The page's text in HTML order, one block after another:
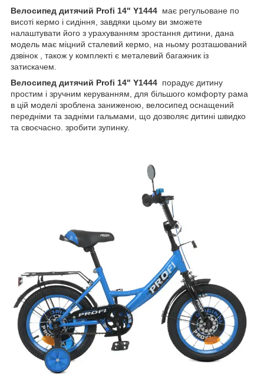
Велосипед дитячий Profi 14" Y1444 має регульоване по
висоті кермо і сидіння, завдяки цьому ви зможете
налаштувати його з урахуванням зростання дитини, дана
модель має міцний сталевий кермо, на ньому розташований
дзвінок , також у комплекті є металевий багажник із
затискачем.
Велосипед дитячий Profi 14" Y1444 порадує дитину
простим і зручним керуванням, для більшого комфорту рама
в цій моделі зроблена заниженою, велосипед оснащений
передніми та задніми гальмами, що дозволяє дитині швидко
та своєчасно. зробити зупинку.